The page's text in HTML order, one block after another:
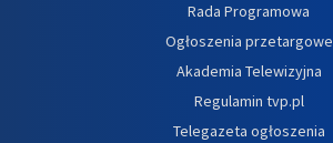
Rada Programowa
Ogłoszenia przetargowe
Akademia Telewizyjna
Regulamin tvp.pl
Telegazeta ogłoszenia